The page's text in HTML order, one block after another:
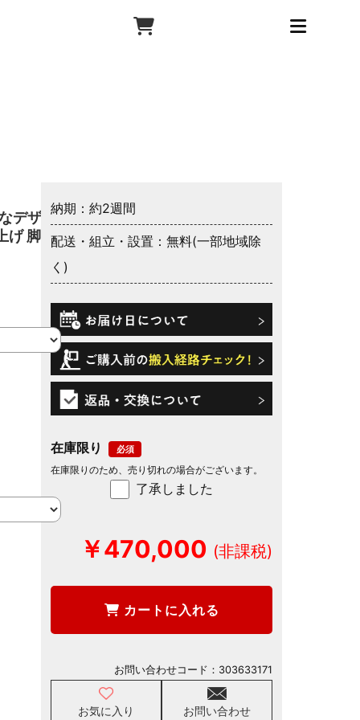
デザイ
げ 脚上
納期：約2週間
配送・組立・設置：無料(一部地域除
く)
在庫限り
了承しました
在庫限りのため、売り切れの場合がございます。
￥470,000
カートに入れる
お気に入り お問い合わせ
お問い合わせコード： 303633171